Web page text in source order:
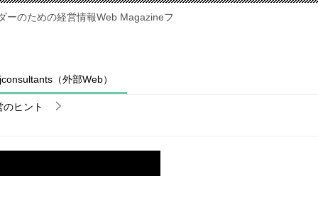
ーのための経営情報Web Magazineフ
（外部Web）
ヒント